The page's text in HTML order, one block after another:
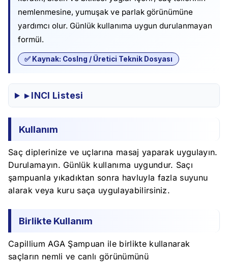
nemlenmesine, yumuşak ve parlak görünümüne
yardımcı olur. Günlük kullanıma uygun durulanmayan
formül.
✅ Kaynak: CosIng / Üretici Teknik Dosyası
▸ INCI Listesi
Kullanım
Saç diplerinize ve uçlarına masaj yaparak uygulayın.
Durulamayın. Günlük kullanıma uygundur. Saçı
şampuanla yıkadıktan sonra havluyla fazla suyunu
alarak veya kuru saça uygulayabilirsiniz.
Birlikte Kullanım
Capillium AGA Şampuan ile birlikte kullanarak
saçların nemli ve canlı görünümünü